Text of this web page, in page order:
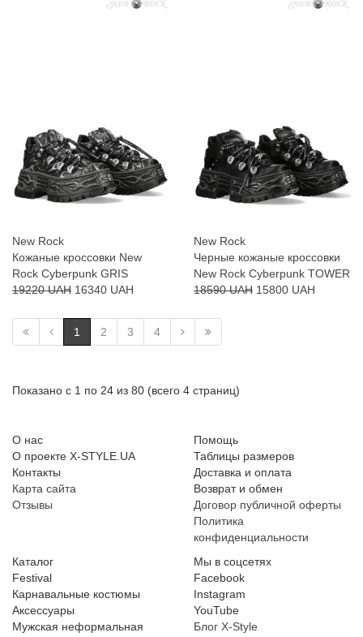
New Rock
Кожаные кроссовки New
Rock Cyberpunk GRIS
19220 UAH 16340 UAH
New Rock
Черные кожаные кроссовки
New Rock Cyberpunk TOWER
18590 UAH 15800 UAH
1 2 3 4
Показано с 1 по 24 из 80 (всего 4 страниц)
О нас
О проекте X-STYLE.UA
Контакты
Карта сайта
Отзывы
Помощь
Таблицы размеров
Доставка и оплата
Возврат и обмен
Договор публичной оферты
Политика
конфиденциальности
Каталог
Festival
Карнавальные костюмы
Аксессуары
Мужская неформальная
Мы в соцсетях
Facebook
Instagram
YouTube
Блог X-Style